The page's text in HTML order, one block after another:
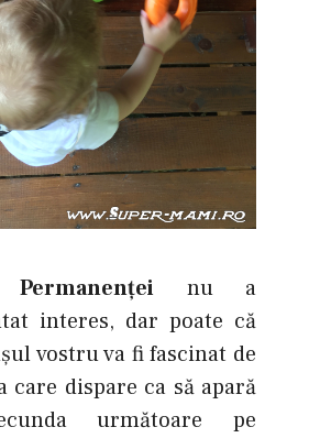
nu a
interes, dar poate că
vostru va fi fascinat de
care dispare ca să apară
următoare pe